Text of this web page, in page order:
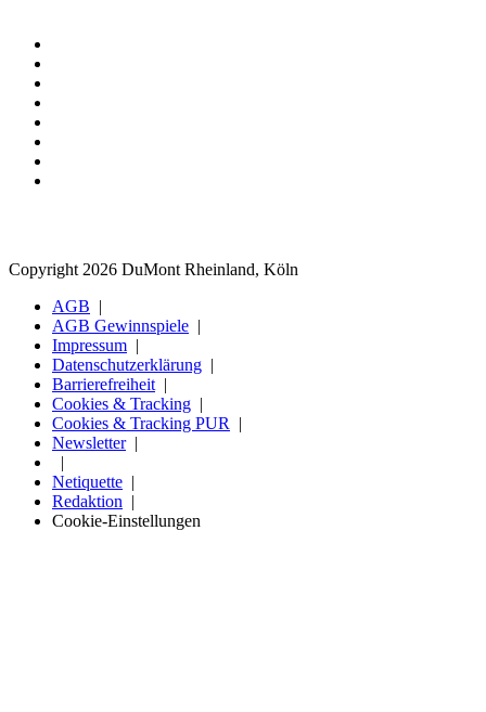
Copyright 2026 DuMont Rheinland, Köln
AGB
AGB Gewinnspiele
Impressum
Datenschutzerklärung
Barrierefreiheit
Cookies & Tracking
Cookies & Tracking PUR
Newsletter
Netiquette
Redaktion
Cookie-Einstellungen